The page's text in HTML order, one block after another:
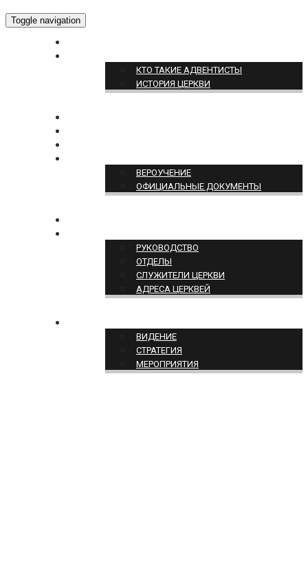
Toggle navigation
КТО ТАКИЕ АДВЕНТИСТЫ
ИСТОРИЯ ЦЕРКВИ
ВЕРОУЧЕНИЕ
ОФИЦИАЛЬНЫЕ ДОКУМЕНТЫ
РУКОВОДСТВО
ОТДЕЛЫ
СЛУЖИТЕЛИ ЦЕРКВИ
АДРЕСА ЦЕРКВЕЙ
ВИДЕНИЕ
СТРАТЕГИЯ
МЕРОПРИЯТИЯ